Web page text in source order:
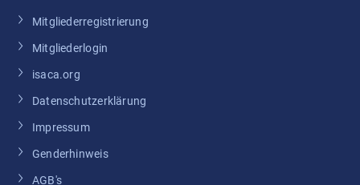
Mitgliederregistrierung
Mitgliederlogin
isaca.org
Datenschutzerklärung
Impressum
Genderhinweis
AGB's